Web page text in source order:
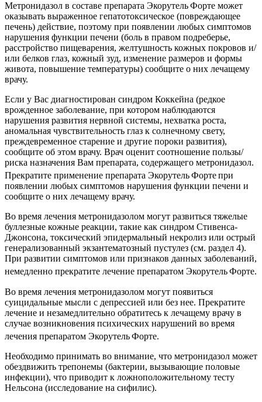
Метронидазол в составе препарата ЭкорутельФорте может
оказывать выраженное гепатотоксическое (повреждающее
печень) действие, поэтому при появлении любых симптомов
нарушения функции печени (боль в правом подреберье,
расстройство пищеварения, желтушность кожных покровов и/
или белков глаз, кожный зуд, изменение размеров и формы
живота, повышение температуры) сообщите о них лечащему
врачу.
Если у Вас диагностирован синдром Коккейна (редкое
врожденное заболевание, при котором наблюдаются
нарушения развития нервной системы, нехватка роста,
аномальная чувствительность глаз к солнечному свету,
преждевременное старение и другие пороки развития),
сообщите об этом врачу. Врач оценит соотношение пользы/
риска назначения Вам препарата, содержащего метронидазол.
Прекратите применение препарата ЭкорутельФортепри
появлении любых симптомов нарушения функции печени и
сообщите о них лечащему врачу.
Во время лечения метронидазолом могут развиться тяжелые
буллезные кожные реакции, такие как синдром Стивенса-
Джонсона, токсический эпидермальный некролиз или острый
генерализованный экзантематозный пустулез (см. раздел 4).
При развитии симптомов или признаков данных заболеваний,
немедленно прекратите лечение препаратом ЭкорутельФорте.
Во время лечения метронидазолом могут появиться
суицидальные мысли с депрессией или без нее. Прекратите
лечение и незамедлительно обратитесь к лечащему врачу в
случае возникновения психических нарушений во время
лечения препаратом ЭкорутельФорте.
Необходимо принимать во внимание, что метронидазол может
обездвижить трепонемы (бактерии, вызывающие половые
инфекции), что приводит к ложноположительному тесту
Нельсона (исследование на сифилис).